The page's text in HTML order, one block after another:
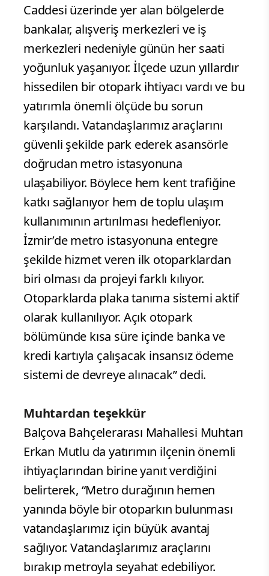
Caddesi üzerinde yer alan bölgelerde
bankalar, alışveriş merkezleri ve iş
merkezleri nedeniyle günün her saati
yoğunluk yaşanıyor. İlçede uzun yıllardır
hissedilen bir otopark ihtiyacı vardı ve bu
yatırımla önemli ölçüde bu sorun
karşılandı. Vatandaşlarımız araçlarını
güvenli şekilde park ederek asansörle
doğrudan metro istasyonuna
ulaşabiliyor. Böylece hem kent trafiğine
katkı sağlanıyor hem de toplu ulaşım
kullanımının artırılması hedefleniyor.
İzmir’de metro istasyonuna entegre
şekilde hizmet veren ilk otoparklardan
biri olması da projeyi farklı kılıyor.
Otoparklarda plaka tanıma sistemi aktif
olarak kullanılıyor. Açık otopark
bölümünde kısa süre içinde banka ve
kredi kartıyla çalışacak insansız ödeme
sistemi de devreye alınacak” dedi.
Muhtardan teşekkür
Balçova Bahçelerarası Mahallesi Muhtarı
Erkan Mutlu da yatırımın ilçenin önemli
ihtiyaçlarından birine yanıt verdiğini
belirterek, “Metro durağının hemen
yanında böyle bir otoparkın bulunması
vatandaşlarımız için büyük avantaj
sağlıyor. Vatandaşlarımız araçlarını
bırakıp metroyla seyahat edebiliyor.